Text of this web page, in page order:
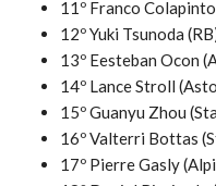
11º Franco
12º Yuki Tsunoda
13º Eesteban Ocon
14º Lance Stroll
15º Guanyu Zhou
16º Valterri Bottas
17º Pierre Gasly